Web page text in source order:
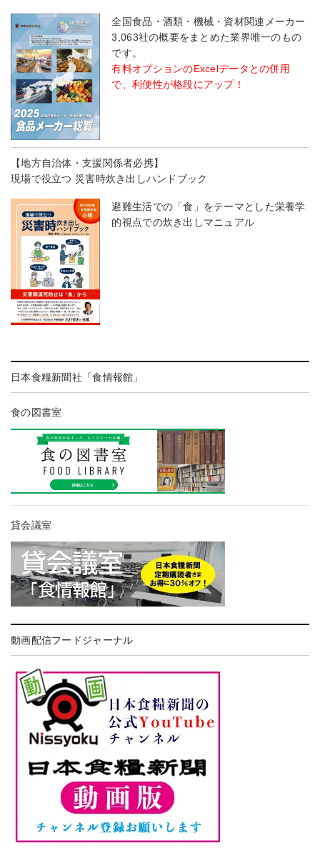
全国食品・酒類・機械・資材関連メーカー
3,063社の概要をまとめた業界唯一のもの
です。
有料オプションのExcelデータとの併用
で、利便性が格段にアップ！
【地方自治体・支援関係者必携】
現場で役立つ 災害時炊き出しハンドブック
避難生活での「食」をテーマとした栄養学
的視点での炊き出しマニュアル
日本食糧新聞社「食情報館」
食の図書室
貸会議室
動画配信フードジャーナル